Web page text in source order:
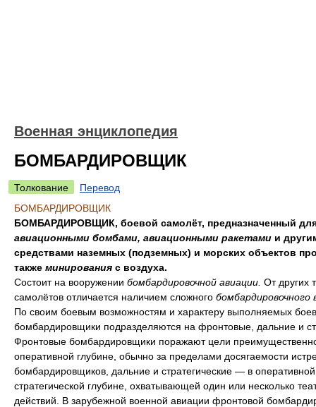
Военная энциклопедия
БОМБАРДИРОВЩИК
Толкование
Перевод
БОМБАРДИРОВЩИК
БОМБАРДИРОВЩИК, боевой самолёт, предназначенный
авиационными бомбами, авиационными ракетами и
средствами наземных (подземных) и морских объектов
также минирования с воздуха.
Состоит на вооружении бомбардировочной авиации. От других
самолётов отличается наличием сложного бомбардировочного
По своим боевым возможностям и характеру выполняемых
бомбардировщики подразделяются на фронтовые, дальние и
Фронтовые бомбардировщики поражают цели
оперативной глубине, обычно за пределами досягаемости
бомбардировщиков, дальние и стратегические — в
стратегической глубине, охватывающей один или несколько
действий. В зарубежной военной авиации фронтовой